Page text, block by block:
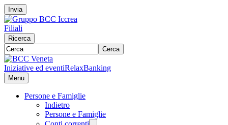
Invia
Filiali
Ricerca
Cerca
Iniziative ed eventiRelaxBanking
Menu
Persone e Famiglie
Indietro
Persone e Famiglie